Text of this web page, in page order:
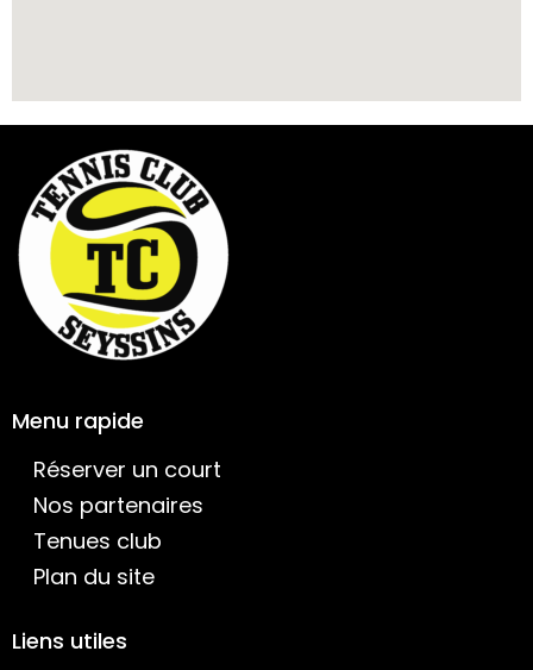
Menu rapide
Réserver un court
Nos partenaires
Tenues club
Plan du site
Liens utiles